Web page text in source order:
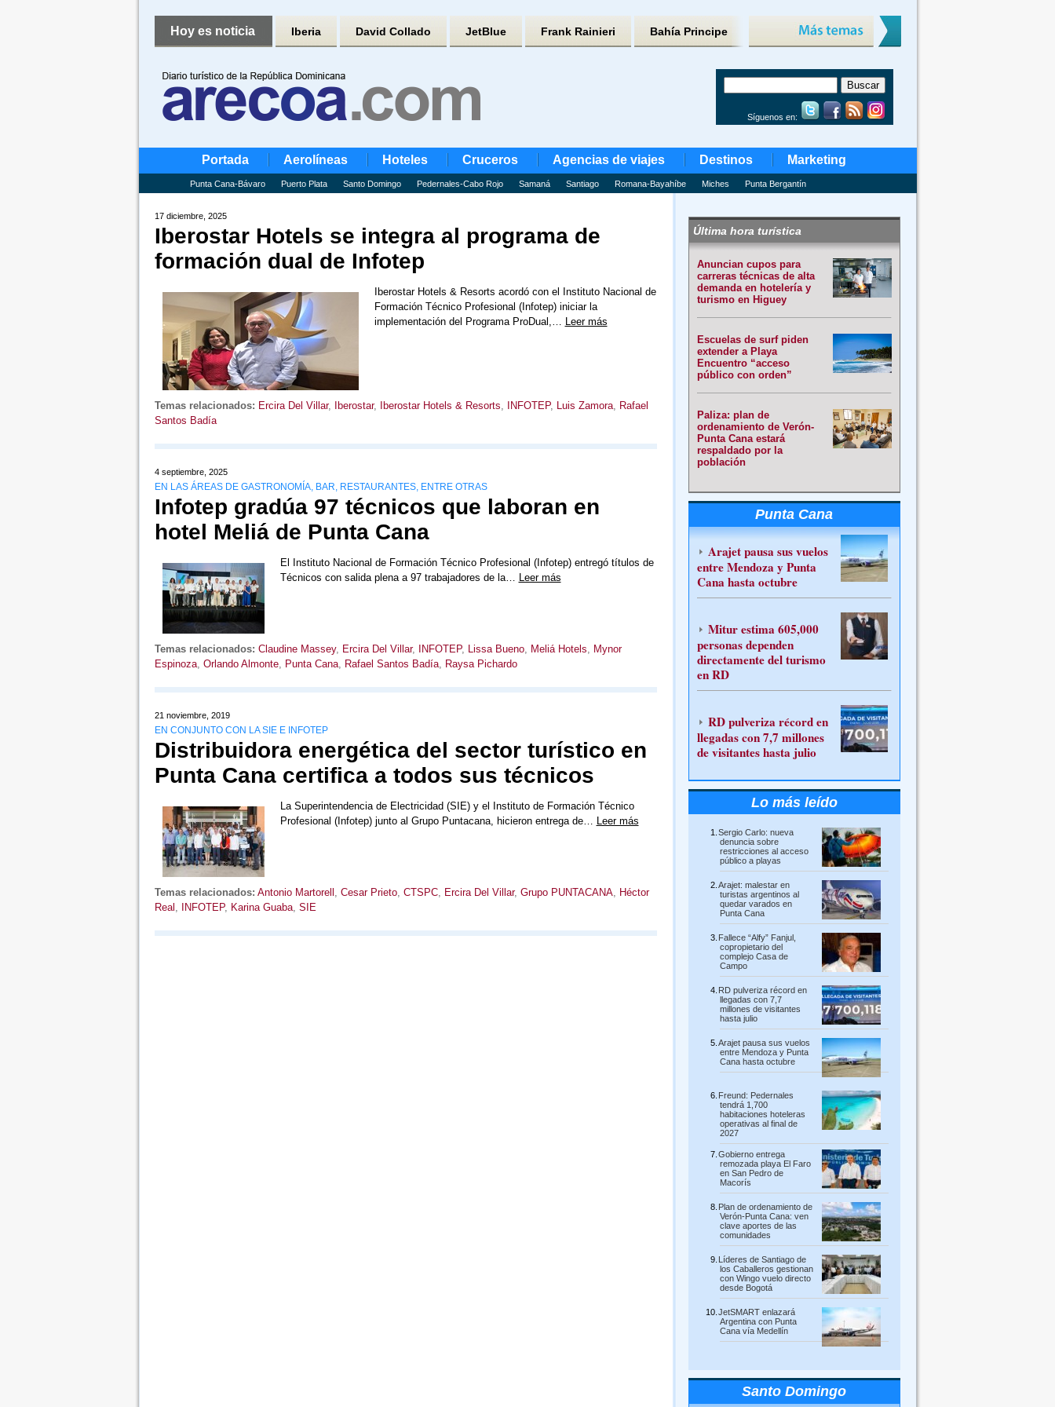
Hoy es noticia Iberia David Collado JetBlue Frank Rainieri Bahía Principe
Síguenos en:
Portada Aerolíneas Hoteles Cruceros Agencias de viajes Destinos Marketing
Punta Cana-Bávaro Puerto Plata Santo Domingo Pedernales-Cabo Rojo Samaná Santiago Romana-Bayahíbe Miches Punta Bergantín
17 diciembre, 2025
Iberostar Hotels se integra al programa de
formación dual de Infotep
Iberostar Hotels & Resorts acordó con el Instituto Nacional de
Formación Técnico Profesional (Infotep) iniciar la
implementación del Programa ProDual,… Leer más
Temas relacionados: Ercira Del Villar, Iberostar, Iberostar Hotels & Resorts, INFOTEP, Luis Zamora, Rafael
Santos Badía
4 septiembre, 2025
EN LAS ÁREAS DE GASTRONOMÍA, BAR, RESTAURANTES, ENTRE OTRAS
Infotep gradúa 97 técnicos que laboran en
hotel Meliá de Punta Cana
El Instituto Nacional de Formación Técnico Profesional (Infotep) entregó títulos de
Técnicos con salida plena a 97 trabajadores de la… Leer más
Temas relacionados: Claudine Massey, Ercira Del Villar, INFOTEP, Lissa Bueno, Meliá Hotels, Mynor
Espinoza, Orlando Almonte, Punta Cana, Rafael Santos Badía, Raysa Pichardo
21 noviembre, 2019
EN CONJUNTO CON LA SIE E INFOTEP
Distribuidora energética del sector turístico en
Punta Cana certifica a todos sus técnicos
La Superintendencia de Electricidad (SIE) y el Instituto de Formación Técnico
Profesional (Infotep) junto al Grupo Puntacana, hicieron entrega de… Leer más
Temas relacionados: Antonio Martorell , Cesar Prieto, CTSPC, Ercira Del Villar, Grupo PUNTACANA, Héctor
Real , INFOTEP, Karina Guaba, SIE
Última hora turística
Anuncian cupos para
carreras técnicas de alta
demanda en hotelería y
turismo en Higuey
Escuelas de surf piden
extender a Playa
Encuentro “acceso
público con orden”
Paliza: plan de
ordenamiento de Verón-
Punta Cana estará
respaldado por la
población
Punta Cana
Arajet pausa sus vuelos
entre Mendoza y Punta
Cana hasta octubre
Mitur estima 605,000
personas dependen
directamente del turismo
en RD
RD pulveriza récord en
llegadas con 7,7 millones
de visitantes hasta julio
Lo más leído
Sergio Carlo: nueva
denuncia sobre
restricciones al acceso
público a playas
Arajet: malestar en
turistas argentinos al
quedar varados en
Punta Cana
Fallece “Alfy” Fanjul,
copropietario del
complejo Casa de
Campo
RD pulveriza récord en
llegadas con 7,7
millones de visitantes
hasta julio
Arajet pausa sus vuelos
entre Mendoza y Punta
Cana hasta octubre
Freund: Pedernales
tendrá 1,700
habitaciones hoteleras
operativas al final de
2027
Gobierno entrega
remozada playa El Faro
en San Pedro de
Macorís
Plan de ordenamiento de
Verón-Punta Cana: ven
clave aportes de las
comunidades
Líderes de Santiago de
los Caballeros gestionan
con Wingo vuelo directo
desde Bogotá
JetSMART enlazará
Argentina con Punta
Cana vía Medellín
Santo Domingo